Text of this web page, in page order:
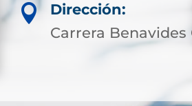

Dirección:
Carrera